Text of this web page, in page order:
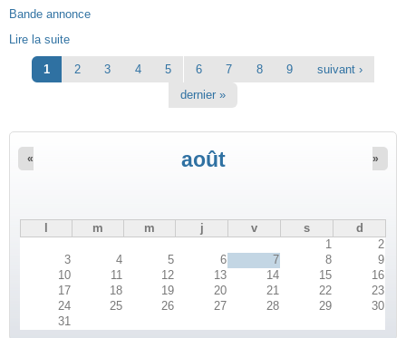
Bande annonce
Lire la suite
Pages1 2 3 4 5 6 7 8 9
suivant ›
dernier »
août
« »
m m j v s
d
1
2
3
4 5 6 7 8
9
10
11 12 13 14 15
16
17
18 19 20 21 22
23
24
25 26 27 28 29
30
31